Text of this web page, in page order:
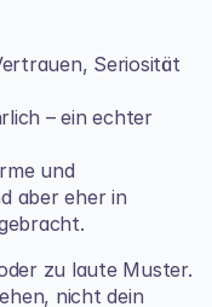
Seriosität
– ein echter
und
aber eher in
zu laute Muster.
nicht dein